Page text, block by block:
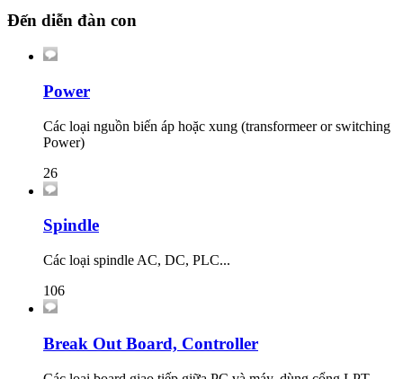
Đến diễn đàn con
Power
Các loại nguồn biến áp hoặc xung (transformeer or switching
Power)
26
Spindle
Các loại spindle AC, DC, PLC...
106
Break Out Board, Controller